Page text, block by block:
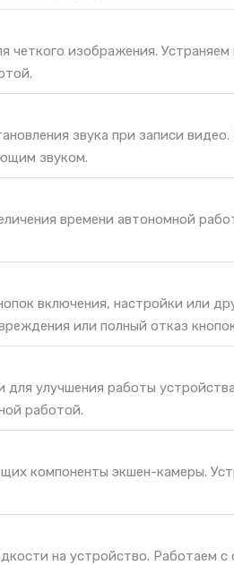
четкого изображения.
звука при записи
звуком.
времени автономной
включения, настройки или
или полный отказ
для улучшения работы
работой.
компоненты экшен-камеры.
на устройство. Работаем с